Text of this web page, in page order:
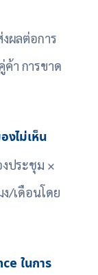
ผลต่อการ
า การขาด
งไม่เห็น
ประชุม ×
ง/เดือนโดย
ในการ